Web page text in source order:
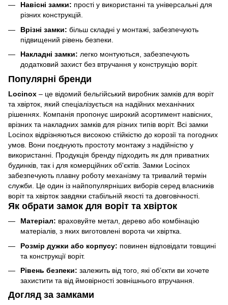
Навісні замки: прості у використанні та універсальні для
різних конструкцій.
Врізні замки: більш складні у монтажі, забезпечують
підвищений рівень безпеки.
Накладні замки: легко монтуються, забезпечують
додатковий захист без втручання у конструкцію воріт.
Популярні бренди
Locinox – це відомий бельгійський виробник замків для воріт
та хвірток, який спеціалізується на надійних механічних
рішеннях. Компанія пропонує широкий асортимент навісних,
врізних та накладних замків для різних типів воріт. Всі замки
Locinox відрізняються високою стійкістю до корозії та погодних
умов. Вони поєднують простоту монтажу з надійністю у
використанні. Продукція бренду підходить як для приватних
будинків, так і для комерційних об'єктів. Замки Locinox
забезпечують плавну роботу механізму та тривалий термін
служби. Це один із найпопулярніших виборів серед власників
воріт та хвірток завдяки стабільній якості та довговічності.
Як обрати замок для воріт та хвірток
Матеріал: враховуйте метал, дерево або комбінацію
матеріалів, з яких виготовлені ворота чи хвіртка.
Розмір дужки або корпусу: повинен відповідати товщині
та конструкції воріт.
Рівень безпеки: залежить від того, які об’єкти ви хочете
захистити та від ймовірності зовнішнього втручання.
Догляд за замками